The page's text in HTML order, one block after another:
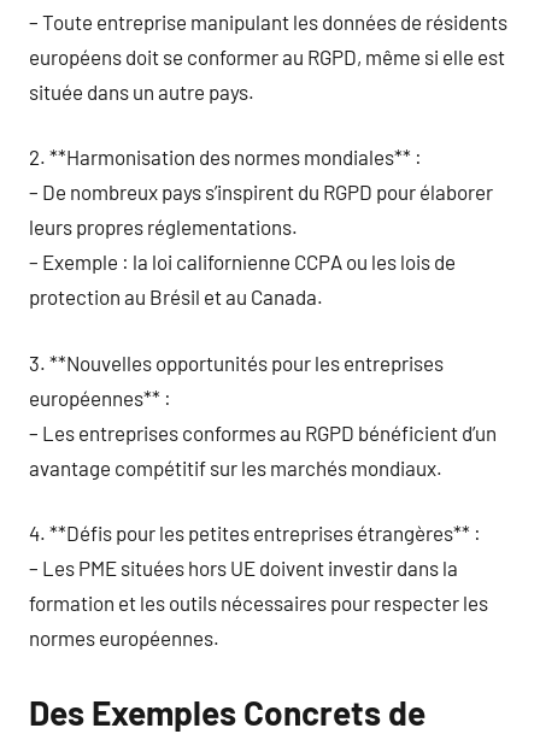
– Toute entreprise manipulant les données de résidents
européens doit se conformer au RGPD, même si elle est
située dans un autre pays.
2. **Harmonisation des normes mondiales** :
– De nombreux pays s’inspirent du RGPD pour élaborer
leurs propres réglementations.
– Exemple : la loi californienne CCPA ou les lois de
protection au Brésil et au Canada.
3. **Nouvelles opportunités pour les entreprises
européennes** :
– Les entreprises conformes au RGPD bénéficient d’un
avantage compétitif sur les marchés mondiaux.
4. **Défis pour les petites entreprises étrangères** :
– Les PME situées hors UE doivent investir dans la
formation et les outils nécessaires pour respecter les
normes européennes.
Des Exemples Concrets de